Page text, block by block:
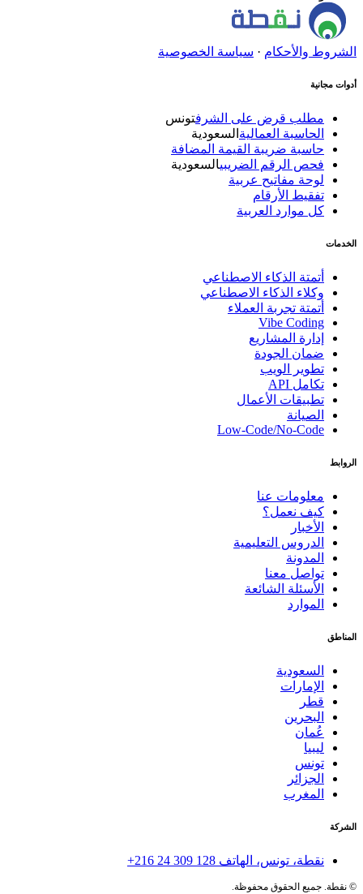
الشروط والأحكام· سياسة الخصوصية
أدوات مجانية
مطلب قرض على الشرف تونس
الحاسبة العماليةالسعودية
حاسبة ضريبة القيمة المضافة
فحص الرقم الضريبيالسعودية
لوحة مفاتيح عربية
تفقيط الأرقام
كل موارد العربية
الخدمات
أتمتة الذكاء الاصطناعي
وكلاء الذكاء الاصطناعي
أتمتة تجربة العملاء
Vibe Coding
إدارة المشاريع
ضمان الجودة
تطوير الويب
تكامل API
تطبيقات الأعمال
الصيانة
Low-Code/No-Code
الروابط
معلومات عنا
كيف نعمل؟
الأخبار
الدروس التعليمية
المدونة
تواصل معنا
الأسئلة الشائعة
الموارد
المناطق
السعودية
الإمارات
قطر
البحرين
عُمان
ليبيا
تونس
الجزائر
المغرب
الشركة
نقطة، تونس، الهاتف +216 24 309 128
©نقطة. جميع الحقوق محفوظة.